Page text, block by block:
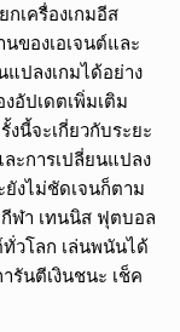
เครื่องเกมอีส
ของเอเจนต์และ
ปลงเกมได้อย่าง
อัปเดตเพิ่มเติม
นี้จะเกี่ยวกับระยะ
ะการเปลี่ยนแปลง
ยังไม่ชัดเจนก็ตาม
ฬา เทนนิส ฟุตบอล
วโลก เล่นพนันได้
นตีเงินชนะ เช็ค